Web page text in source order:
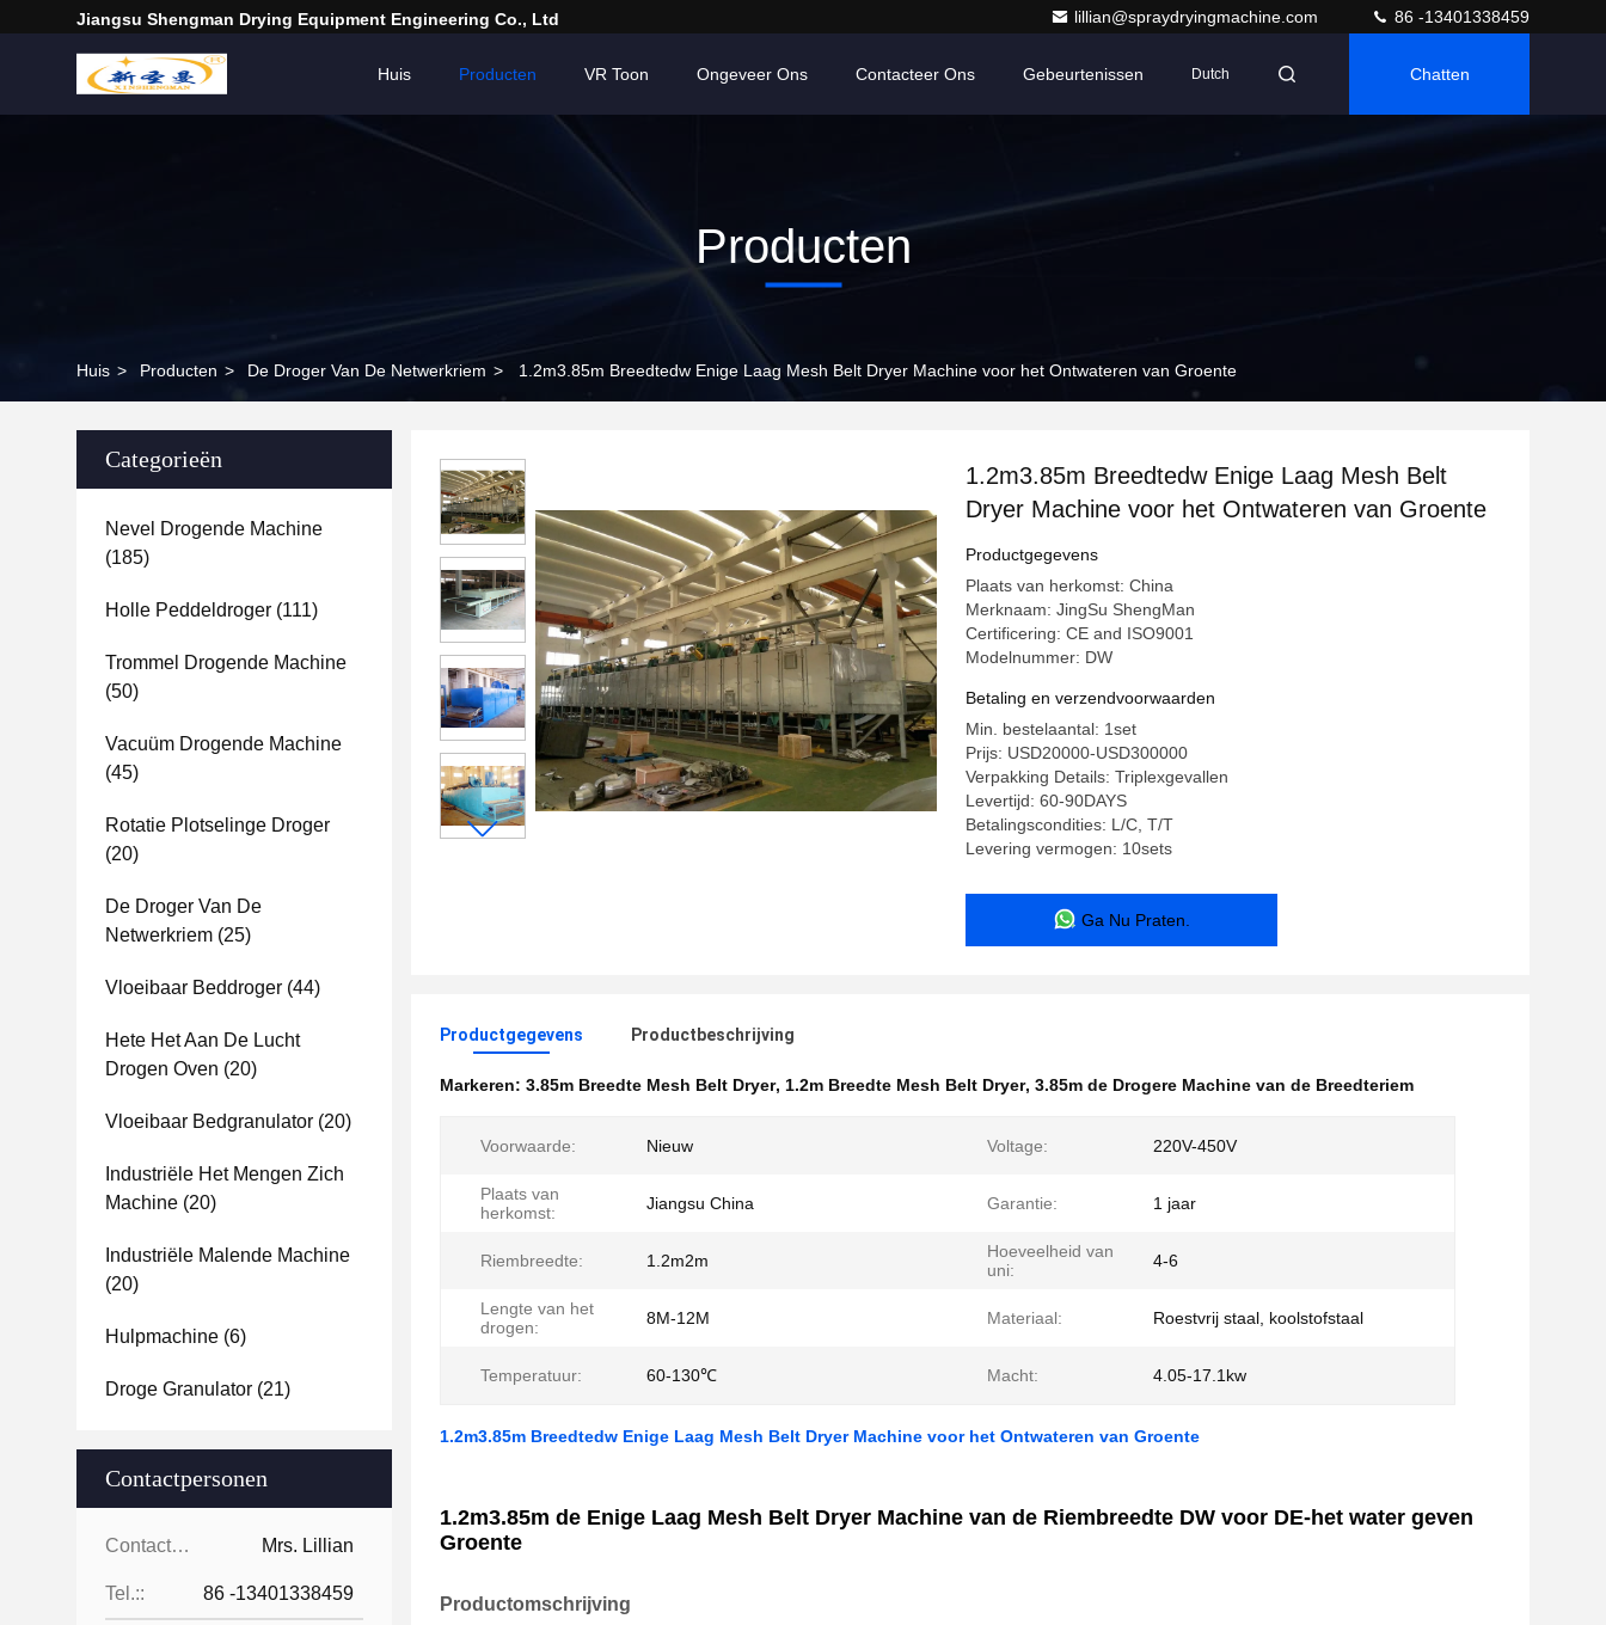
Jiangsu Shengman Drying Equipment Engineering Co., Ltd lillian@spraydryingmachine.com 86 -13401338459
Huis Producten VR Toon Ongeveer Ons Contacteer Ons Gebeurtenissen Dutch Chatten
Producten
Huis > Producten > De Droger Van De Netwerkriem > 1.2m3.85m Breedtedw Enige Laag Mesh Belt Dryer Machine voor het Ontwateren van Groente
Categorieën
Nevel Drogende Machine
(185)
Holle Peddeldroger (111)
Trommel Drogende Machine
(50)
Vacuüm Drogende Machine
(45)
Rotatie Plotselinge Droger
(20)
De Droger Van De
Netwerkriem (25)
Vloeibaar Beddroger (44)
Hete Het Aan De Lucht
Drogen Oven (20)
Vloeibaar Bedgranulator (20)
Industriële Het Mengen Zich
Machine (20)
Industriële Malende Machine
(20)
Hulpmachine (6)
Droge Granulator (21)
Contactpersonen
Contactpersonen: Mrs. Lillian
Tel.:: 86 -13401338459
1.2m3.85m Breedtedw Enige Laag Mesh Belt
Dryer Machine voor het Ontwateren van Groente
Productgegevens
Plaats van herkomst: China
Merknaam: JingSu ShengMan
Certificering: CE and ISO9001
Modelnummer: DW
Betaling en verzendvoorwaarden
Min. bestelaantal: 1set
Prijs: USD20000-USD300000
Verpakking Details: Triplexgevallen
Levertijd: 60-90DAYS
Betalingscondities: L/C, T/T
Levering vermogen: 10sets
Ga Nu Praten.
Productgegevens Productbeschrijving
Markeren: 3.85m Breedte Mesh Belt Dryer, 1.2m Breedte Mesh Belt Dryer, 3.85m de Drogere Machine van de Breedteriem
Voorwaarde: Nieuw Voltage: 220V-450V
Plaats van
herkomst:
Jiangsu China Garantie: 1 jaar
Riembreedte: 1.2m2m
Hoeveelheid van
uni:
4-6
Lengte van het
drogen:
8M-12M Materiaal: Roestvrij staal, koolstofstaal
Temperatuur: 60-130℃ Macht: 4.05-17.1kw
1.2m3.85m Breedtedw Enige Laag Mesh Belt Dryer Machine voor het Ontwateren van Groente
1.2m3.85m de Enige Laag Mesh Belt Dryer Machine van de Riembreedte DW voor DE-het water geven
Groente
Productomschrijving